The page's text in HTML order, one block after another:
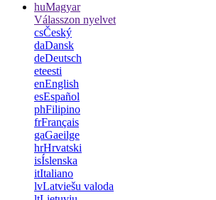
huMagyar
Válasszon nyelvet
csČeský
daDansk
deDeutsch
eteesti
enEnglish
esEspañol
phFilipino
frFrançais
gaGaeilge
hrHrvatski
isÍslenska
itItaliano
lvLatviešu valoda